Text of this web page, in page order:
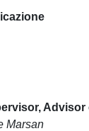
Advisor
Marsan